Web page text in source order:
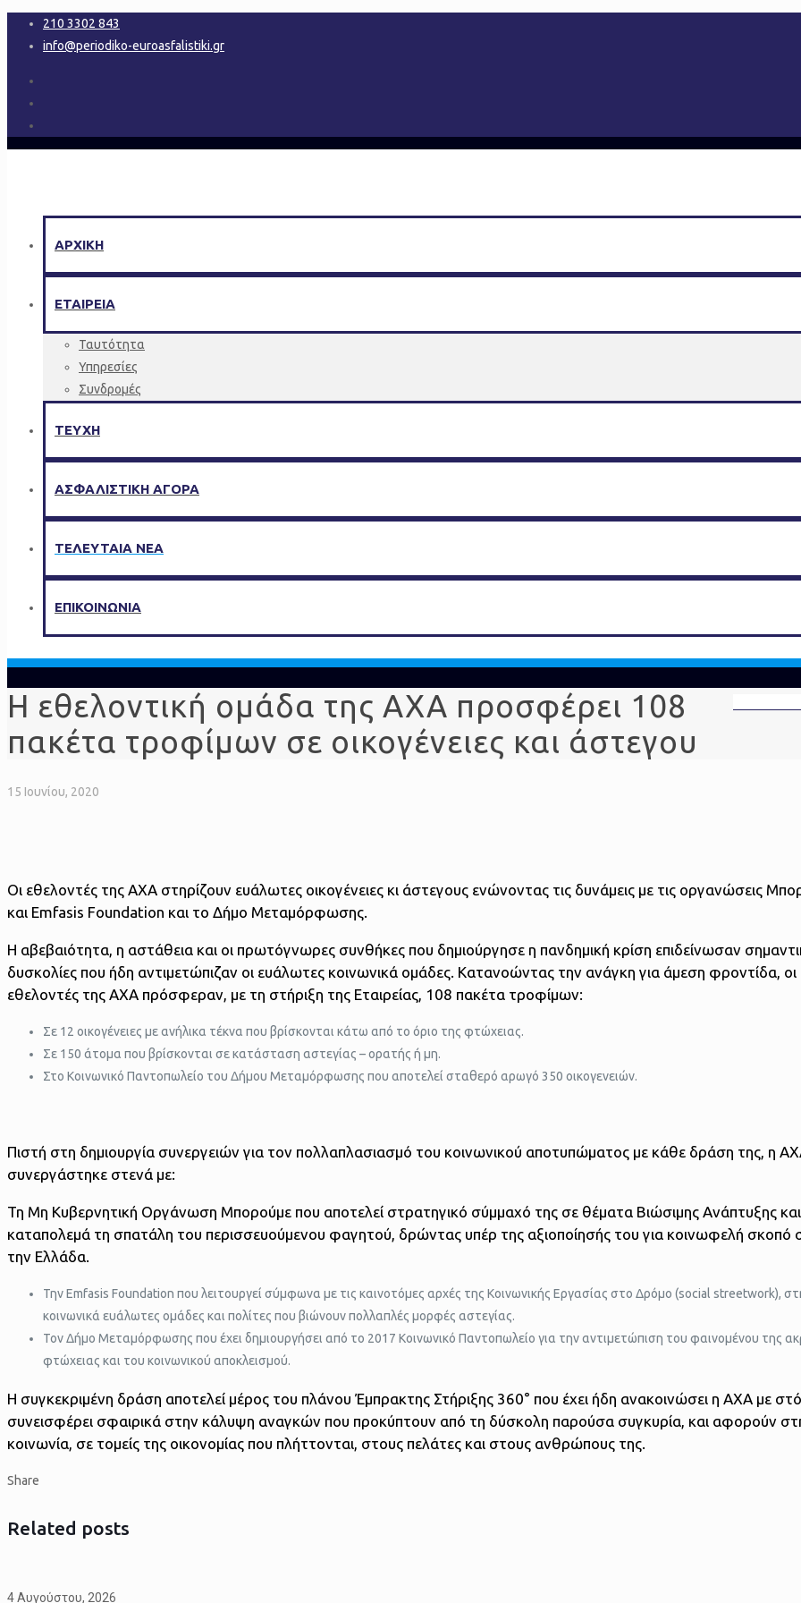
210 3302 843
info@periodiko-euroasfalistiki.gr
ΑΡΧΙΚΗ
ΕΤΑΙΡΕΙΑ
Ταυτότητα
Υπηρεσίες
Συνδρομές
ΤΕΥΧΗ
ΑΣΦΑΛΙΣΤΙΚΗ ΑΓΟΡΑ
ΤΕΛΕΥΤΑΙΑ ΝΕΑ
ΕΠΙΚΟΙΝΩΝΙΑ
Η εθελοντική ομάδα της ΑΧΑ προσφέρει 108
πακέτα τροφίμων σε οικογένειες και άστεγου
15 Ιουνίου, 2020
Οι εθελοντές της ΑΧΑ στηρίζουν ευάλωτες οικογένειες κι άστεγους ενώνοντας τις δυνάμεις με τις οργανώσεις
και Emfasis Foundation και το Δήμο Μεταμόρφωσης.
Η αβεβαιότητα, η αστάθεια και οι πρωτόγνωρες συνθήκες που δημιούργησε η πανδημική κρίση επιδείνωσαν
δυσκολίες που ήδη αντιμετώπιζαν οι ευάλωτες κοινωνικά ομάδες. Κατανοώντας την ανάγκη για άμεση φροντίδα, οι
εθελοντές της ΑΧΑ πρόσφεραν, με τη στήριξη της Εταιρείας, 108 πακέτα τροφίμων:
Σε 12 οικογένειες με ανήλικα τέκνα που βρίσκονται κάτω από το όριο της φτώχειας.
Σε 150 άτομα που βρίσκονται σε κατάσταση αστεγίας – ορατής ή μη.
Στο Κοινωνικό Παντοπωλείο του Δήμου Μεταμόρφωσης που αποτελεί σταθερό αρωγό 350 οικογενειών.
Πιστή στη δημιουργία συνεργειών για τον πολλαπλασιασμό του κοινωνικού αποτυπώματος με κάθε δράση της, η
συνεργάστηκε στενά με:
Τη Μη Κυβερνητική Οργάνωση Μπορούμε που αποτελεί στρατηγικό σύμμαχό της σε θέματα Βιώσιμης Ανάπτυξης και
καταπολεμά τη σπατάλη του περισσευούμενου φαγητού, δρώντας υπέρ της αξιοποίησής του για κοινωφελή σκοπό
την Ελλάδα.
Την Emfasis Foundation που λειτουργεί σύμφωνα με τις καινοτόμες αρχές της Κοινωνικής Εργασίας στο Δρόμο (social streetwork),
κοινωνικά ευάλωτες ομάδες και πολίτες που βιώνουν πολλαπλές μορφές αστεγίας.
Τον Δήμο Μεταμόρφωσης που έχει δημιουργήσει από το 2017 Κοινωνικό Παντοπωλείο για την αντιμετώπιση του φαινομένου της
φτώχειας και του κοινωνικού αποκλεισμού.
Η συγκεκριμένη δράση αποτελεί μέρος του πλάνου Έμπρακτης Στήριξης 360° που έχει ήδη ανακοινώσει η ΑΧΑ με
συνεισφέρει σφαιρικά στην κάλυψη αναγκών που προκύπτουν από τη δύσκολη παρούσα συγκυρία, και αφορούν
κοινωνία, σε τομείς της οικονομίας που πλήττονται, στους πελάτες και στους ανθρώπους της.
Share
Related posts
4 Αυγούστου, 2026